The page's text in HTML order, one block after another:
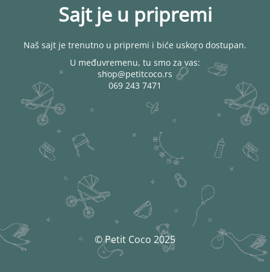
Sajt je u pripremi
Naš sajt je trenutno u pripremi i biće uskoro dostupan.
U međuvremenu, tu smo za vas:
shop@petitcoco.rs
069 243 7471
© Petit Coco 2025